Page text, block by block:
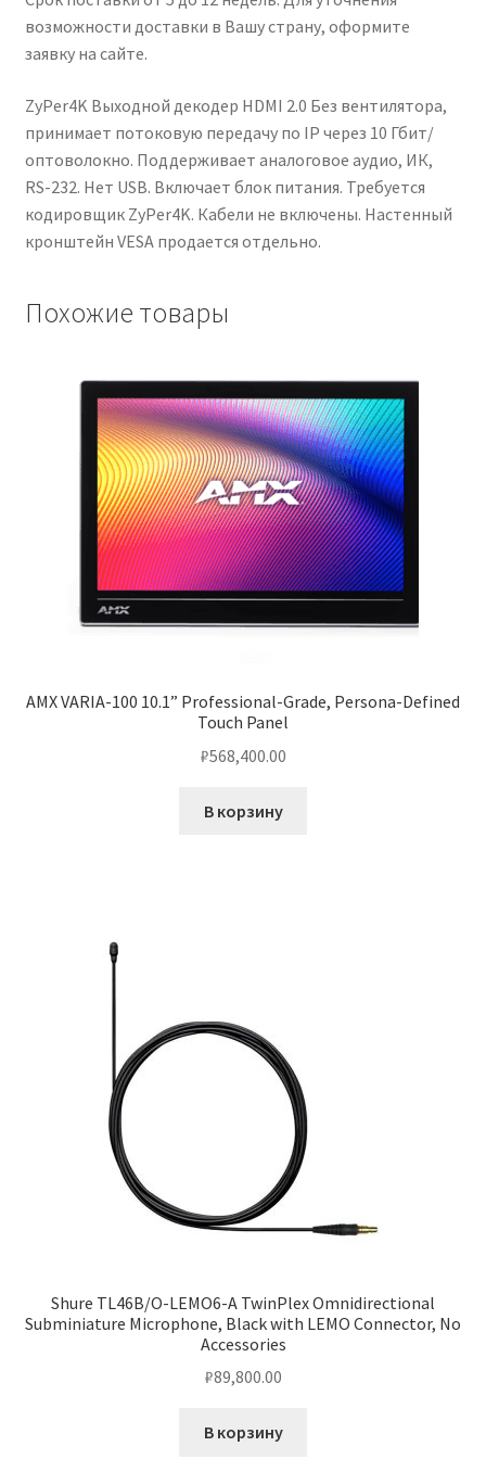
Чистка кондиционеров
возможности доставки в Вашу страну, оформите
заявку на сайте.
ZyPer4K Выходной декодер HDMI 2.0 Без вентилятора,
принимает потоковую передачу по IP через 10 Гбит/
оптоволокно. Поддерживает аналоговое аудио, ИК,
RS-232. Нет USB. Включает блок питания. Требуется
кодировщик ZyPer4K. Кабели не включены. Настенный
кронштейн VESA продается отдельно.
Похожие товары
AMX VARIA-100 10.1” Professional-Grade, Persona-Defined
Touch Panel
₽568,400.00
В корзину
Shure TL46B/O-LEMO6-A TwinPlex Omnidirectional
Subminiature Microphone, Black with LEMO Connector, No
Accessories
₽89,800.00
В корзину